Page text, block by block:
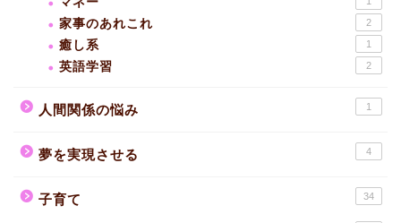
家事のあれこれ 2
癒し系 1
英語学習 2
人間関係の悩み 1
夢を実現させる 4
子育て 34